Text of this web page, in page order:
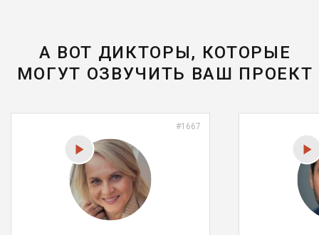
А ВОТ ДИКТОРЫ, КОТОРЫЕ
МОГУТ ОЗВУЧИТЬ ВАШ ПРОЕКТ
#1667